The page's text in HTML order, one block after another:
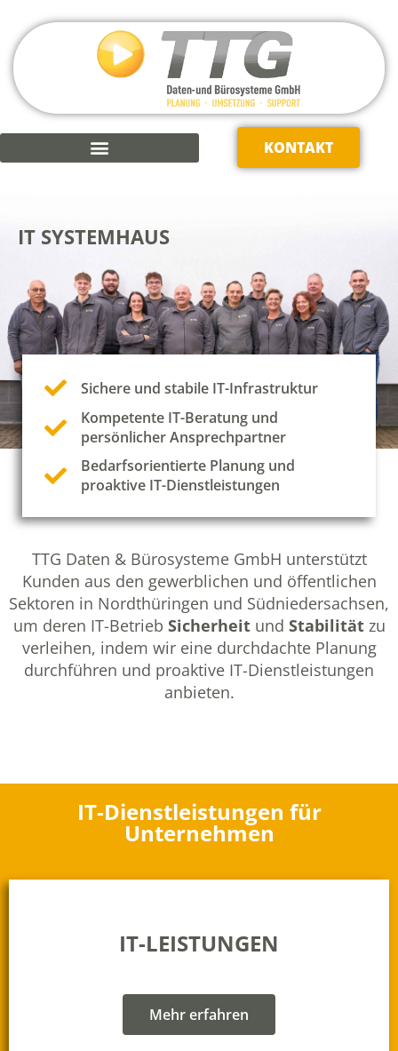
KONTAKT
IT SYSTEMHAUS
Sichere und stabile IT-Infrastruktur
Kompetente IT-Beratung und
persönlicher Ansprechpartner
Bedarfsorientierte Planung und
proaktive IT-Dienstleistungen
TTG Daten & Bürosysteme GmbH unterstützt
Kunden aus den gewerblichen und öffentlichen
Sektoren in Nordthüringen und Südniedersachsen,
um deren IT-Betrieb Sicherheitund Stabilitätzu
verleihen, indem wir eine durchdachte Planung
durchführen und proaktive IT-Dienstleistungen
anbieten.
IT-Dienstleistungen für
Unternehmen
IT-LEISTUNGEN
Mehr erfahren